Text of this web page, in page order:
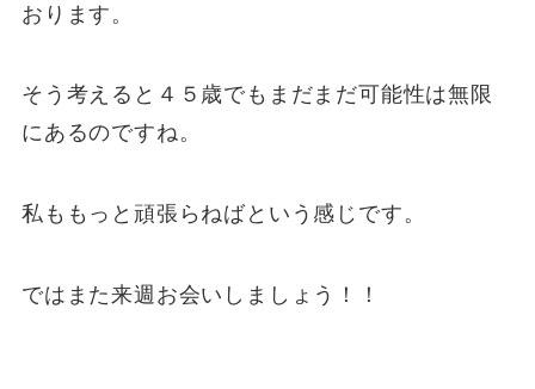
おります。
そう考えると４５歳でもまだまだ可能性は無限
にあるのですね。
私ももっと頑張らねばという感じです。
ではまた来週お会いしましょう！！